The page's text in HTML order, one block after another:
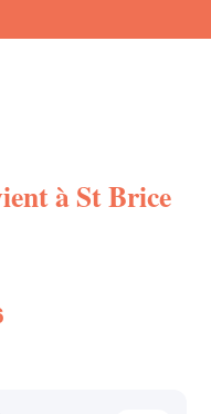
àSt Brice